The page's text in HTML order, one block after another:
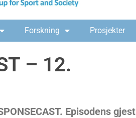
Forskning Prosjekter
– 12.
Episodens gjest